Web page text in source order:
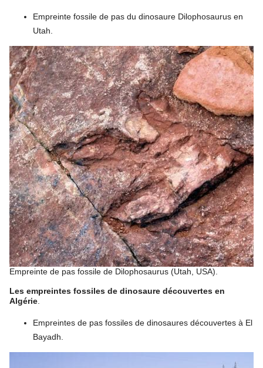
Empreinte fossile de pas du dinosaure Dilophosaurus en
Utah.
Empreinte de pas fossile de Dilophosaurus (Utah, USA).
Les empreintes fossiles de dinosaure découvertes en
Algérie
Empreintes de pas fossiles de dinosaures découvertes à El
Bayadh.